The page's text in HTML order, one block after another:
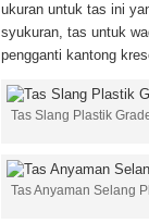
ukuran untuk tas ini
syukuran, tas untuk
pengganti kantong
Tas Slang Plastik
Tas Anyaman Selang